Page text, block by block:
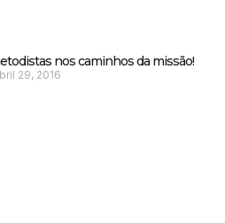
nos caminhos da missão!
29, 2016